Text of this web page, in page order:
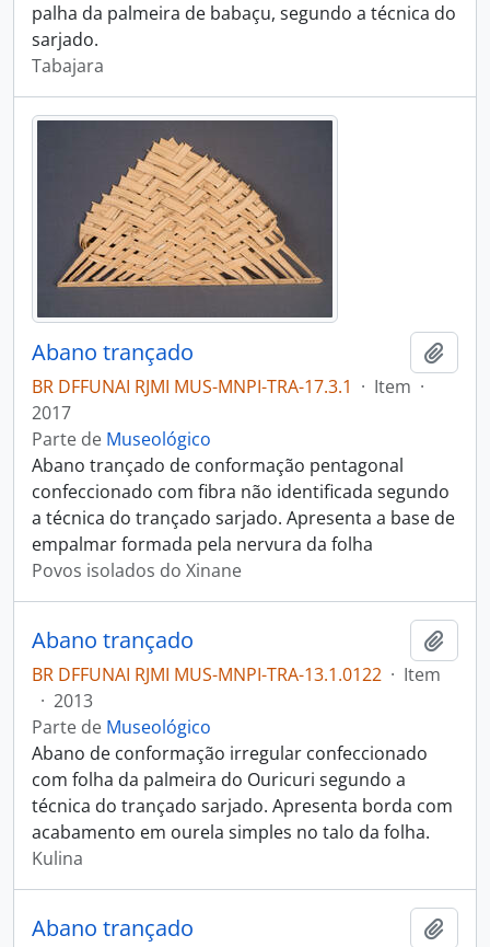
palha da palmeira de babaçu, segundo a técnica do
sarjado.
Tabajara
Abano trançado
BR DFFUNAI RJMI MUS-MNPI-TRA-17.3.1 · Item ·
2017
Parte de Museológico
Abano trançado de conformação pentagonal
confeccionado com fibra não identificada segundo
a técnica do trançado sarjado. Apresenta a base de
empalmar formada pela nervura da folha
Povos isolados do Xinane
Abano trançado
BR DFFUNAI RJMI MUS-MNPI-TRA-13.1.0122 · Item
· 2013
Parte de Museológico
Abano de conformação irregular confeccionado
com folha da palmeira do Ouricuri segundo a
técnica do trançado sarjado. Apresenta borda com
acabamento em ourela simples no talo da folha.
Kulina
Abano trançado